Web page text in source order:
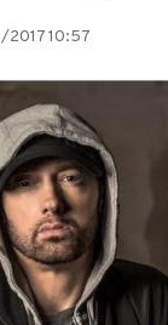
2017 10:57